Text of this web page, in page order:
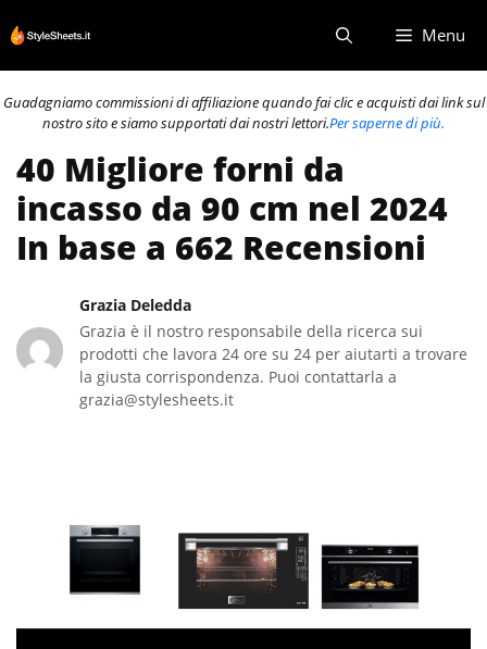
al
contenuto
Menu
Guadagniamo commissioni di affiliazione quando fai clic e acquisti dai link sul
nostro sito e siamo supportati dai nostri lettori.Per saperne di più.
40 Migliore forni da
incasso da 90 cm nel 2024
In base a 662 Recensioni
Grazia Deledda
Grazia è il nostro responsabile della ricerca sui
prodotti che lavora 24 ore su 24 per aiutarti a trovare
la giusta corrispondenza. Puoi contattarla a
grazia@stylesheets.it